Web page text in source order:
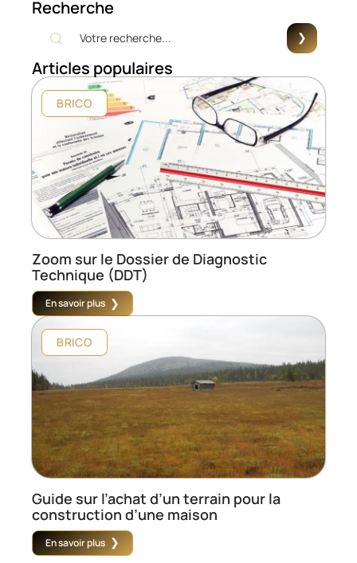
Recherche
Articles populaires
BRICO
Zoom sur le Dossier de Diagnostic
Technique (DDT)
En savoir plus
BRICO
Guide sur l’achat d’un terrain pour la
construction d’une maison
En savoir plus